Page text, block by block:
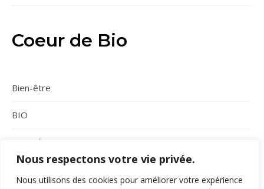
Nous respectons votre vie privée.
Nous utilisons des cookies pour améliorer votre expérience
Coeur de Bio
Bien-être
BIO
Conseils
Maquillage bio